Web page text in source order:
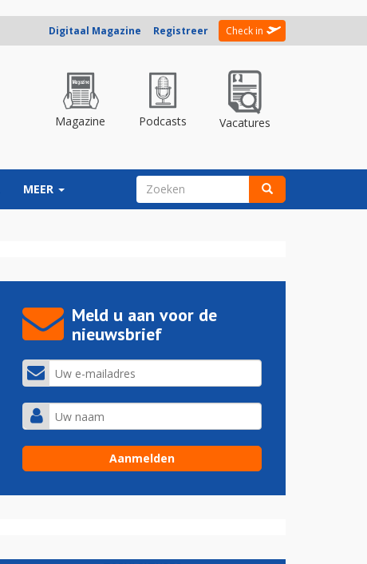
Digitaal Magazine Registreer Check in
Magazine Podcasts Vacatures
MEER ZOEKVELD
Meld u aan voor de
nieuwsbrief